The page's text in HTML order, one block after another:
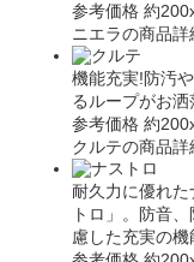
参考価格 約
ニエラの商品詳
機能充実!防汚
るループがお
参考価格 約
クルテの商品詳
耐久力に優れた
トロ」
。防音
慮した充実の機